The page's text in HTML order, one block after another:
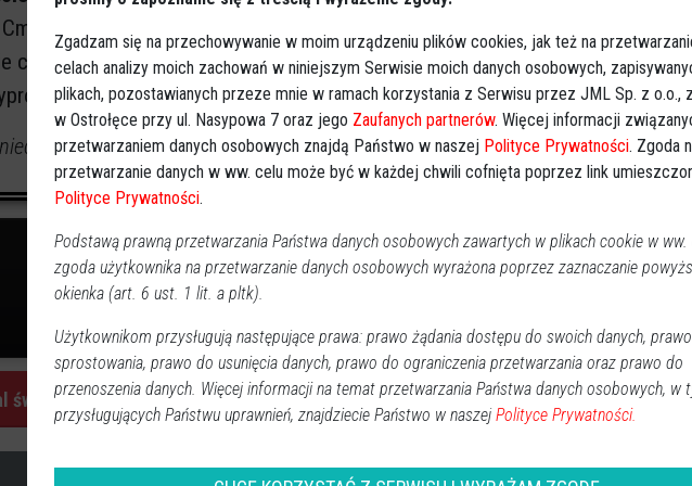
Cmentarz:
parafialny w Ostrołęce, ul. Kujawska
ciała w Domu Pogrzebowym, ul. Kujawska 13 w Ostrołęce.
odbędzie się 30.12.2022, godz. 12:40.
środa, czwartek - godz. 16:00; piątek, godz. 11:30.
0zapalonych świeczek
świeczkę ↗Udostępnij
wróć
Alicja
Zgadzam się na przechowywanie w moim urządzeniu plików cookies, jak też na
celach analizy moich zachowań w niniejszym Serwisie moich danych osobowych,
plikach, pozostawianych przeze mnie w ramach korzystania z Serwisu przez JML Sp. z o.o.,
w Ostrołęce przy ul. Nasypowa 7 oraz jego Zaufanych partnerów. Więcej informacji
przetwarzaniem danych osobowych znajdą Państwo w naszej Polityce Prywatności. Zgoda
przetwarzanie danych w ww. celu może być w każdej chwili cofnięta poprzez link
Polityce Prywatności.
Podstawą prawną przetwarzania Państwa danych osobowych zawartych w plikach cookie w ww.
zgoda użytkownika na przetwarzanie danych osobowych wyrażona poprzez zaznaczanie
okienka (art. 6 ust. 1 lit. a pltk).
Użytkownikom przysługują następujące prawa: prawo żądania dostępu do swoich danych,
sprostowania, prawo do usunięcia danych, prawo do ograniczenia przetwarzania oraz prawo do
przenoszenia danych. Więcej informacji na temat przetwarzania Państwa danych osobowych, w
przysługujących Państwu uprawnień, znajdziecie Państwo w naszej Polityce Prywatności.